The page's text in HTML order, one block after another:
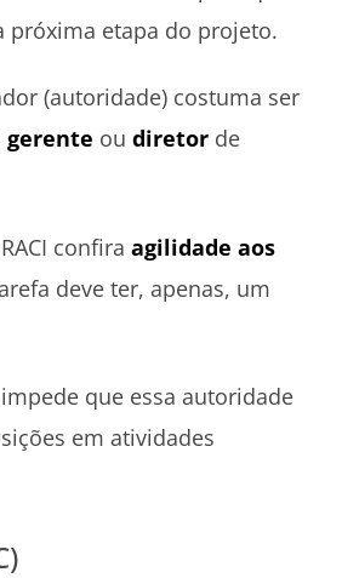
próxima etapa do projeto.
(autoridade) costuma ser
gerente ou diretor de
confira agilidade aos
deve ter, apenas, um
que essa autoridade
em atividades